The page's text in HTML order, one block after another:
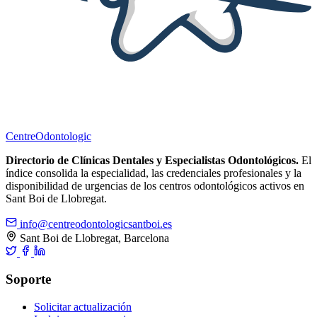
CentreOdontologic
Directorio de Clínicas Dentales y Especialistas Odontológicos. El
índice consolida la especialidad, las credenciales profesionales y la
disponibilidad de urgencias de los centros odontológicos activos en
Sant Boi de Llobregat.
info@centreodontologicsantboi.es
Sant Boi de Llobregat, Barcelona
Soporte
Solicitar actualización